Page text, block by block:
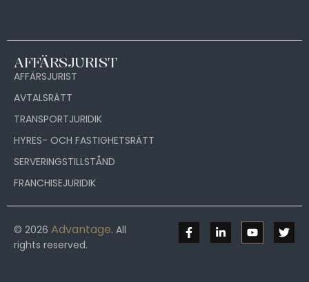
AFFÄRSJURIST
AFFÄRSJURIST
AVTALSRÄTT
TRANSPORTJURIDIK
HYRES- OCH FASTIGHETSRÄTT
SERVERINGSTILLSTÅND
FRANCHISEJURIDIK
© 2026 Advantage. All
rights reserved.